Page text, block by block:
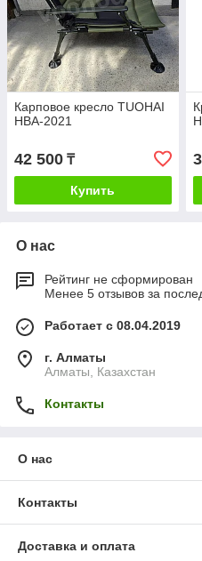
Карповое кресло TUOHAI
HBA-2021
42 500 ₸
Купить
О нас
Рейтинг не сформирован
Менее 5 отзывов за
Работает с 08.04.2019
г. Алматы
Алматы, Казахстан
Контакты
О нас
Контакты
Доставка и оплата